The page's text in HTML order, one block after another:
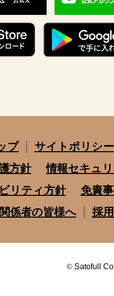
プ
サイトポリシー
方針
情報セキュ
リティ方針
免責
係者の皆様へ
採
© Satofull